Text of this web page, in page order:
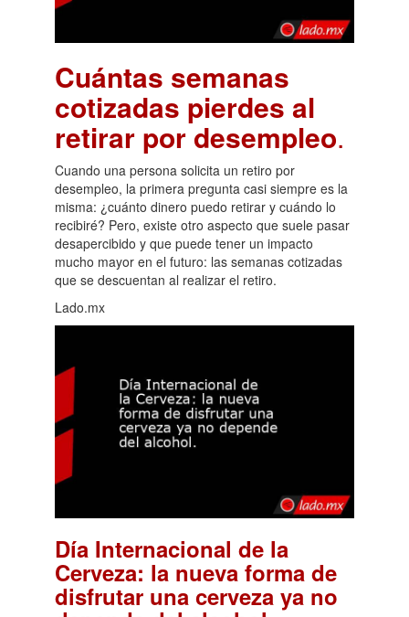
Cuántas semanas
cotizadas pierdes al
retirar por desempleo.
Cuando una persona solicita un retiro por
desempleo, la primera pregunta casi siempre es la
misma: ¿cuánto dinero puedo retirar y cuándo lo
recibiré? Pero, existe otro aspecto que suele pasar
desapercibido y que puede tener un impacto
mucho mayor en el futuro: las semanas cotizadas
que se descuentan al realizar el retiro.
Lado.mx
Día Internacional de la
Cerveza: la nueva forma de
disfrutar una cerveza ya no